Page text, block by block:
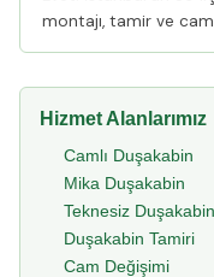
montajı, tamir ve
Hizmet Alanlarımız
Camlı Duşakabin
Mika Duşakabin
Teknesiz Duşakabin
Duşakabin Tamiri
Cam Değişimi